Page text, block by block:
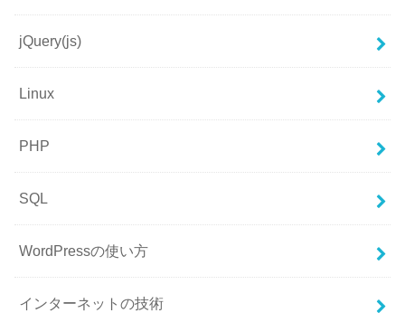
jQuery(js)
Linux
PHP
SQL
WordPressの使い方
インターネットの技術